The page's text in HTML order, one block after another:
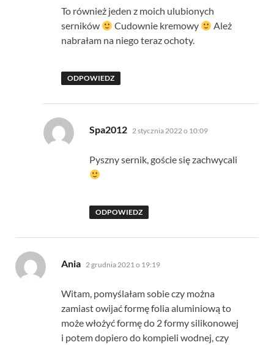
To również jeden z moich ulubionych
serników
Cudownie kremowy
Ależ
nabrałam na niego teraz ochoty.
ODPOWIEDZ
Spa2012 pisze:
2 stycznia 2022 o 10:09
Pyszny sernik, goście się zachwycali
ODPOWIEDZ
Ania pisze:
2 grudnia 2021 o 19:19
Witam, pomyślałam sobie czy można
zamiast owijać formę folia aluminiową to
może włożyć formę do 2 formy silikonowej
i potem dopiero do kompieli wodnej, czy